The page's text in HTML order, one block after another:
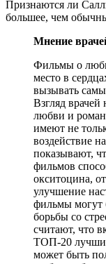
Признаются ли
большее, чем
Мнение
Фильмы о
место в
вызывать
Взгляд
любви и
имеют не
воздействие
показывают,
фильмов
окситоцина,
улучшение
фильмы могут
борьбы со
считают, что
ТОП-20
может быть